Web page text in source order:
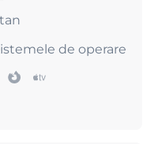
de operare